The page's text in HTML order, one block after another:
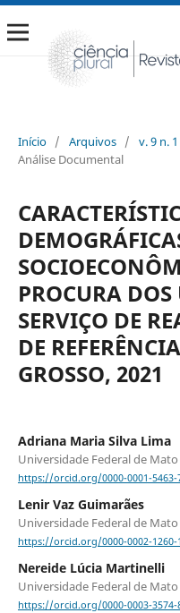
Início / Arquivos / v. 9 n.
Análise Documental
PROCURA
SERVIÇO DE
DE
GROSSO, 2021
Adriana Maria Silva Lima
Universidade Federal de Mato
https://orcid.org/0000-0001-5463-
Lenir Vaz Guimarães
Universidade Federal de Mato
https://orcid.org/0000-0002-1260-
Nereide Lúcia Martinelli
Universidade Federal de Mato
https://orcid.org/0000-0003-3574-